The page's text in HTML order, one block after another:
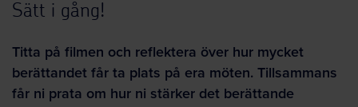
Sätt i gång!
Titta på filmen och reflektera över hur mycket
berättandet får ta plats på era möten. Tillsammans
får ni prata om hur ni stärker det berättande